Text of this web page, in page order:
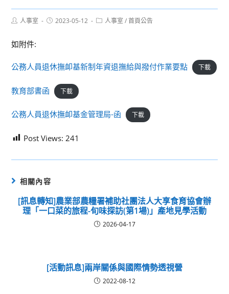
Post人事室
Post2023-05-12
Post人事室 / 首頁公告
如附件:
公務人員退休撫卹基新制年資退撫給與撥付作業要點 下載
教育部書函 下載
公務人員退休撫卹基金管理局-函 下載
Post Views: 241
相關內容
[訊息轉知]農業部農糧署補助社團法人大享食育協會辦
理「一口菜的旅程-旬味探訪(第1場)」產地見學活動
2026-04-17
[活動訊息]兩岸關係與國際情勢透視營
2022-08-12